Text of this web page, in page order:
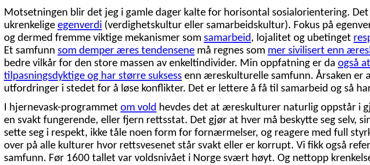
Motsetningen blir det jeg i gamle dager kalte for horisontal sosialorientering.
ukrenkelige egenverdi (verdighetskultur eller samarbeidskultur). Fokus på
og dermed fremme viktige mekanismer som samarbeid, lojalitet og ubetinget
Et samfunn som demper æres tendensene må regnes som mer sivilisert enn
bedre vilkår for den store massen av enkeltindivider. Min oppfatning er da også
tilpasningsdyktige og har større suksess enn æreskulturelle samfunn. Årsaken er
utfordringer i stedet for å løse konflikter. Det er lettere å få til samarbeid og så
I hjernevask-programmet om vold hevdes det at æreskulturer naturlig oppstår i
en svakt fungerende, eller fjern rettsstat. Det gjør at hver må beskytte seg selv,
sette seg i respekt, ikke tåle noen form for fornærmelser, og reagere med full
over på alle kulturer hvor rettsvesenet står svakt eller er korrupt. Vi fikk også
samfunn. Før 1600 tallet var voldsnivået i Norge svært høyt. Og nettopp